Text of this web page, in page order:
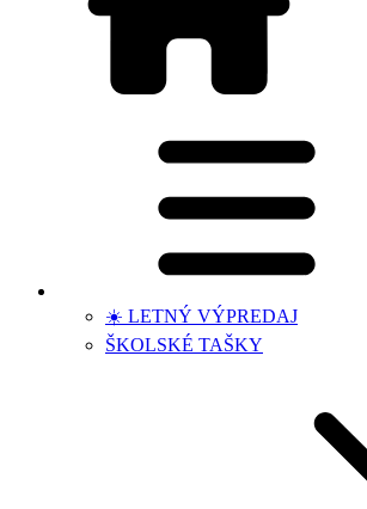
☀️ LETNÝ VÝPREDAJ
ŠKOLSKÉ TAŠKY